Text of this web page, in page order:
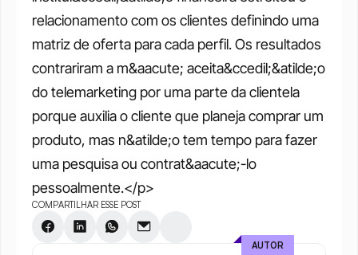
relacionamento com os clientes definindo uma
matriz de oferta para cada perfil. Os resultados
contrariram a m&aacute; aceita&ccedil;&atilde;o
do telemarketing por uma parte da clientela
porque auxilia o cliente que planeja comprar um
produto, mas n&atilde;o tem tempo para fazer
uma pesquisa ou contrat&aacute;-lo
pessoalmente.</p>
COMPARTILHAR ESSE POST
AUTOR